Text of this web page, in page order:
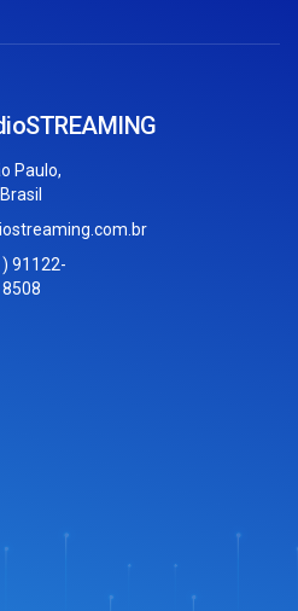
Paulo,
Brasil
91122-
8508